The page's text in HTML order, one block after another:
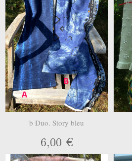
b Duo. Story bleu
6,00 €